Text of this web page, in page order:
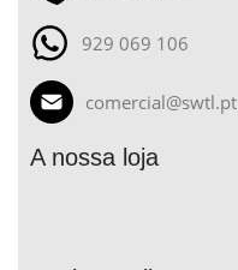
929 069 106
comercial@swtl.pt
A nossa loja